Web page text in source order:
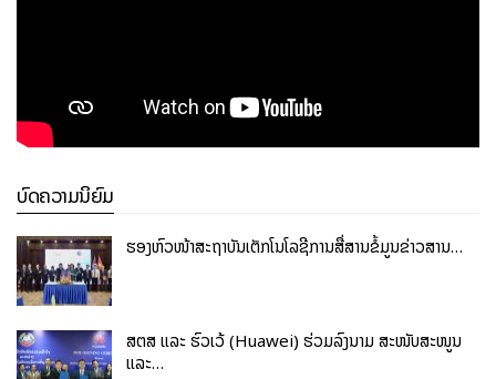
ບົດຄວາມນິຍົມ
ຮອງຫົວໜ້າສະຖາບັນເຕັກໂນໂລຊີການສື່ສານຂໍ້ມູນຂ່າວສານ…
ສຕສ ແລະ ຮົວເວ້ (Huawei) ຮ່ວມລົງນາມ ສະໜັບສະໜູນ
ແລະ…